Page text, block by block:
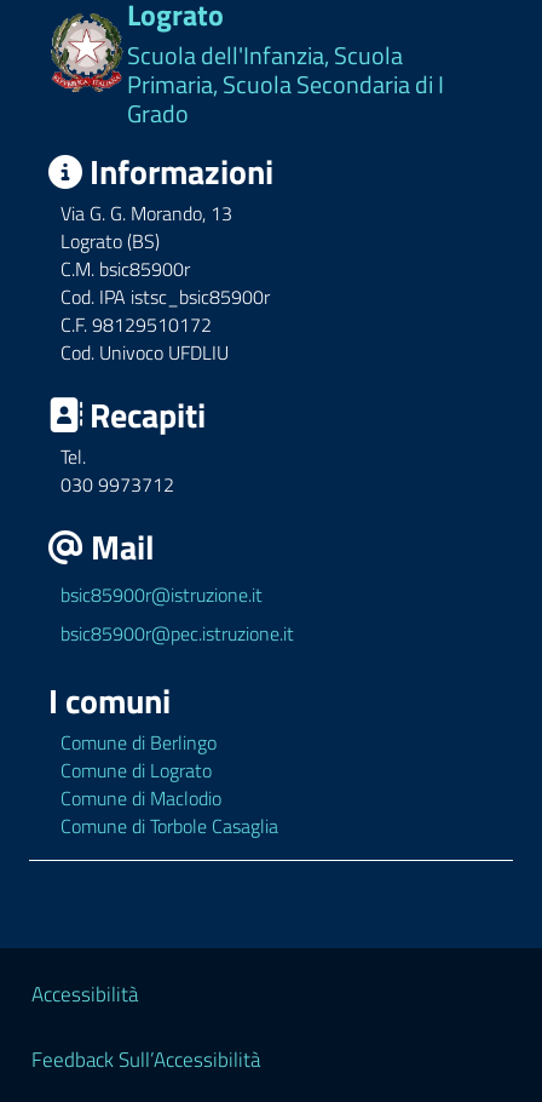
Lograto
Scuola dell'Infanzia, Scuola
Primaria, Scuola Secondaria di I
Grado
Informazioni
Via G. G. Morando, 13
Lograto (BS)
C.M. bsic85900r
Cod. IPA istsc_bsic85900r
C.F. 98129510172
Cod. Univoco UFDLIU
Recapiti
Tel.
030 9973712
Mail
bsic85900r@istruzione.it
bsic85900r@pec.istruzione.it
I comuni
Comune di Berlingo
Comune di Lograto
Comune di Maclodio
Comune di Torbole Casaglia
Sezione Legale
Accessibilità
Feedback Sull’Accessibilità